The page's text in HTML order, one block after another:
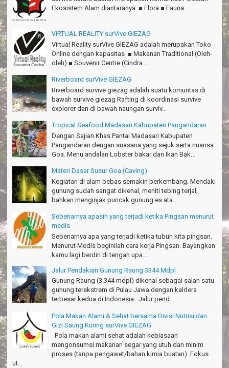
Pokonya seru, Amazing gmana?!
Susi - Cimahi
Thanks Gn.Ciremai mantap
Rian - Surabaya
Thanks!Green canyon Amazing
TRIms Team surVive atas panduan wisata Kabupaten
Pangandaran
Jacky - Depok
Haturnuhun kang Arief, Citumang seru!
Risna - Garut
TRIms surVive GIEZAG telah menemani kami ke Gn.Semeru.
Tapak Adventure Club - Bandung Barat
Thanks!
Michael - Sydney
Thanks Bodyrafting Green canyon, extreme, enjoy dan seru
Santoso - Kudus
Seru banget Pantai Batukaras!
Sudrajat - Kuningan
エキサイティングなツアー。ありがとう Arief Pangandaran
Nakata-Osaka Japan
Amazing palace
Hiromi - Fukusima Japan
Ekosistem Alam diantaranya ■ Flora ■ Fauna
VIRTUAL REALITY surVive GIEZAG
Virtual Reality surVive GIEZAG adalah merupakan Toko
Online dengan kapasitas ■ Makanan Traditional (Oleh-
oleh) ■ Souvenir Centre (Cindra...
Riverboard surVive GIEZAG
Riverboard survive giezag adalah suatu komuntas di
bawah survive giezag Rafting di koordinasi survive
explorer dan di bawah naungan surviv...
Tropical Seafood Madasari Kabupaten Pangandaran
Dengan Sajian Khas Pantai Madasari Kabupaten
Pangandaran dengan suasana yang sejuk serta nuansa
Goa. Menu andalan Lobster bakar dan Ikan Bak...
Materi Dasar Susur Goa (Caving)
Kegiatan di alam bebas semakin berkembang. Mendaki
gunung sudah sangat dikenal, meniti tebing terjal,
bahkan menginjak puncak gunung es ata...
Sebenarnya apasih yang terjadi ketika Pingsan menurut
medis
Sebenarnya apa yang terjadi ketika tubuh kita pingsan.
Menurut Medis beginilah cara kerja Pingsan. Bayangkan
kamu lagi berdiri di tengah upa...
Jalur Pendakian Gunung Raung 3344 Mdpl
Gunung Raung (3.344 mdpl) dikenal sebagai salah satu
gunung terekstrem di Pulau Jawa dengan kaldera
terbesar kedua di Indonesia. Jalur pend...
Pola Makan Alami & Sehat bersama Divisi Nutrisi dan
Gizi Saung Kuring surVive GIEZAG
Pola makan alami sehat adalah kebiasaan
mengonsumsi makanan segar yang utuh dan minim
proses (tanpa pengawet/bahan kimia buatan). Fokus
ut...